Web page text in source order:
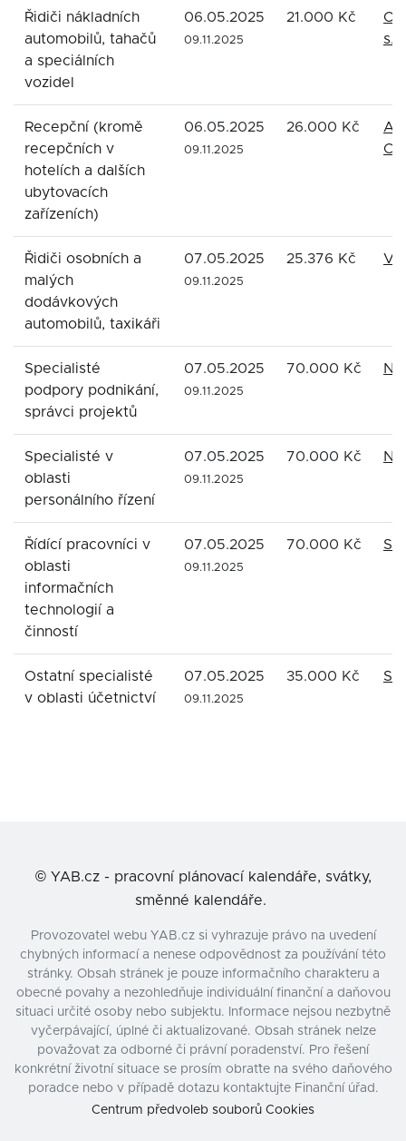
Řidiči nákladních
automobilů, tahačů
a speciálních
vozidel
06.05.2025
09.11.2025
21.000 Kč
Recepční (kromě
recepčních v
hotelích a dalších
ubytovacích
zařízeních)
06.05.2025
09.11.2025
26.000 Kč
Řidiči osobních a
malých
dodávkových
automobilů, taxikáři
07.05.2025
09.11.2025
25.376 Kč
Specialisté
podpory podnikání,
správci projektů
07.05.2025
09.11.2025
70.000 Kč
Specialisté v
oblasti
personálního řízení
07.05.2025
09.11.2025
70.000 Kč
Řídící pracovníci v
oblasti
informačních
technologií a
činností
07.05.2025
09.11.2025
70.000 Kč
Ostatní specialisté
v oblasti účetnictví
07.05.2025
09.11.2025
35.000 Kč
© YAB.cz - pracovní plánovací kalendáře, svátky,
směnné kalendáře.
Provozovatel webu YAB.cz si vyhrazuje právo na uvedení
chybných informací a nenese odpovědnost za používání této
stránky. Obsah stránek je pouze informačního charakteru a
obecné povahy a nezohledňuje individuální finanční a daňovou
situaci určité osoby nebo subjektu. Informace nejsou nezbytně
vyčerpávající, úplné či aktualizované. Obsah stránek nelze
považovat za odborné či právní poradenství. Pro řešení
konkrétní životní situace se prosím obraťte na svého daňového
poradce nebo v případě dotazu kontaktujte Finanční úřad.
Centrum předvoleb souborů Cookies